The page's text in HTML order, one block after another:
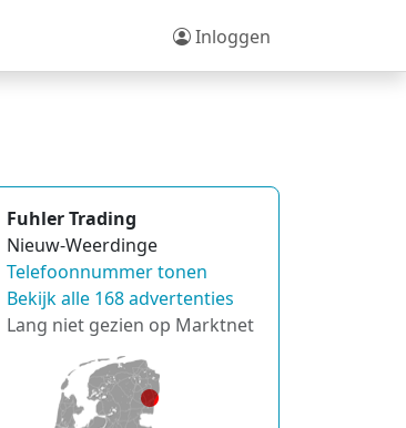
Inloggen
Fuhler Trading
Nieuw-Weerdinge
Telefoonnummer tonen
Bekijk alle 168 advertenties
Lang niet gezien op Marktnet